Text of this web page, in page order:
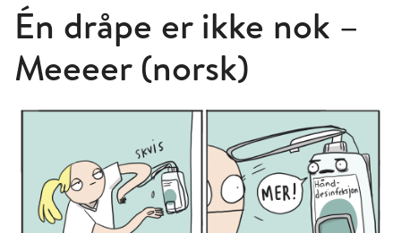
Én dråpe er ikke nok –
Meeeer (norsk)